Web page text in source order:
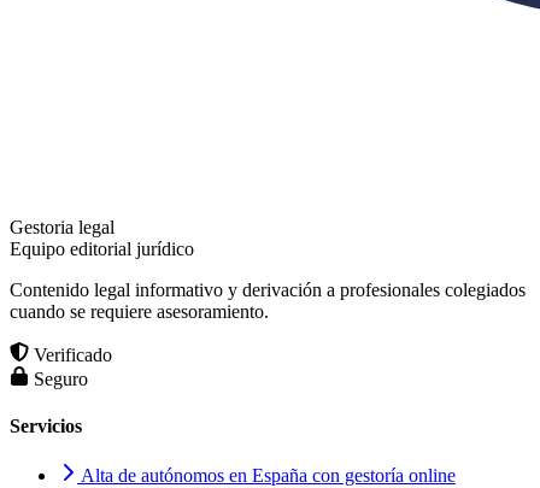
Gestoria legal
Equipo editorial jurídico
Contenido legal informativo y derivación a profesionales colegiados
cuando se requiere asesoramiento.
Verificado
Seguro
Servicios
Alta de autónomos en España con gestoría online